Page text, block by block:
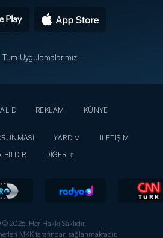
Tüm Uygulamalarımız
D REKLAM
KÜNYE
YARDIM
İLETİŞİM
BİLDİR
DİĞER
2026. Her Hakkı Saklıdır.
MKK tarafından sağlanmaktadır.